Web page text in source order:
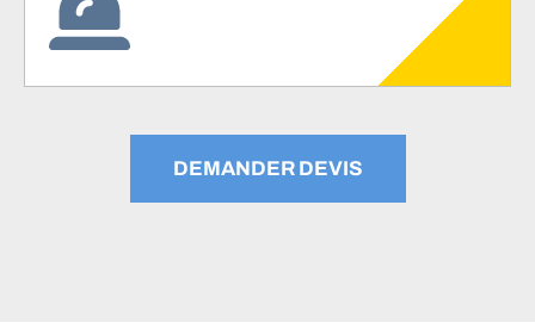
DEMANDER DEVIS